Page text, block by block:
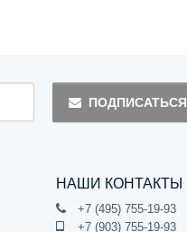
ПОДПИСАТЬСЯ
НАШИ КОНТАКТЫ
+7 (495) 755-19-93
+7 (903) 755-19-93